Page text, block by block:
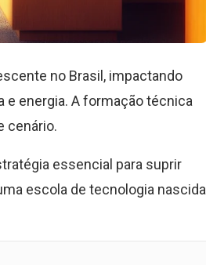
no Brasil, impactando
energia. A formação técnica
cenário.
essencial para suprir
escola de tecnologia nascida